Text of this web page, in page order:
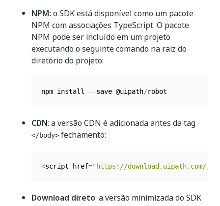
NPM: o SDK está disponível como um pacote
NPM com associações TypeScript. O pacote
NPM pode ser incluído em um projeto
executando o seguinte comando na raiz do
diretório do projeto:
npm install --save @uipath/
CDN: a versão CDN é adicionada antes da tag
</body> fechamento:
<script href="https://download.uipath.com/
Download direto: a versão minimizada do SDK